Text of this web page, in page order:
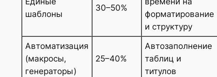
шаблоны
30–50%
форматирование
и структуру
Автоматизация
(макросы,
генераторы)
25–40%
Автозаполнение
таблиц и
титулов